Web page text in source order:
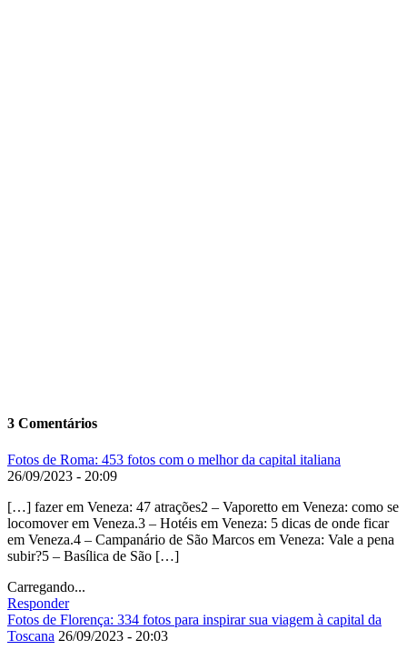
3 Comentários
Fotos de Roma: 453 fotos com o melhor da capital italiana
26/09/2023 - 20:09
[…] fazer em Veneza: 47 atrações2 – Vaporetto em Veneza: como se
locomover em Veneza.3 – Hotéis em Veneza: 5 dicas de onde ficar
em Veneza.4 – Campanário de São Marcos em Veneza: Vale a pena
subir?5 – Basílica de São […]
Carregando...
Responder
Fotos de Florença: 334 fotos para inspirar sua viagem à capital da
Toscana 26/09/2023 - 20:03